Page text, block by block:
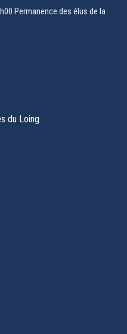
Permanence des élus de la
du Loing